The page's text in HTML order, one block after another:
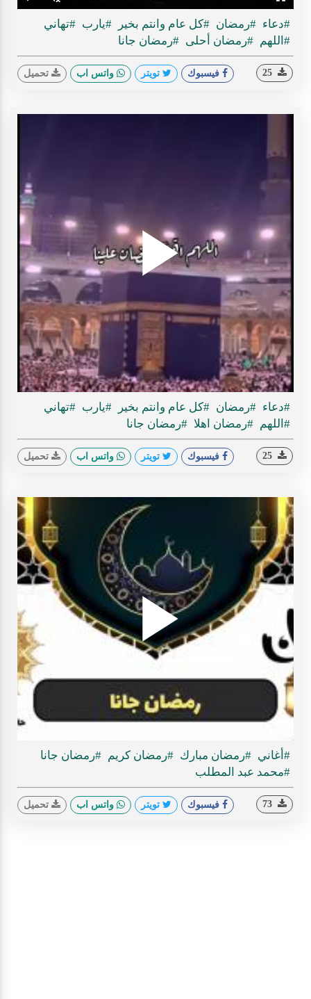
Time #دعاء #رمضان #كل عام وانتم بخير #يارب #تهاني
#اللهم #رمضان أحلى #رمضان جانا
فيسبوك تويتر واتس اب تحميل
Play
#دعاء #رمضان #كل عام وانتم بخير #يارب #تهاني
#اللهم #رمضان اهلا #رمضان جانا
فيسبوك تويتر واتس اب تحميل
Play
#أغاني #رمضان مبارك #رمضان كريم #رمضان جانا
#محمد عبد المطلب
فيسبوك تويتر واتس اب تحميل